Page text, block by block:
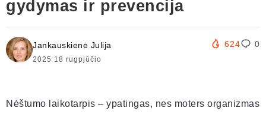
gydymas ir prevencija
Jankauskienė Julija
2025 18 rugpjūčio
624 0
Nėštumo laikotarpis – ypatingas, nes moters organizmas